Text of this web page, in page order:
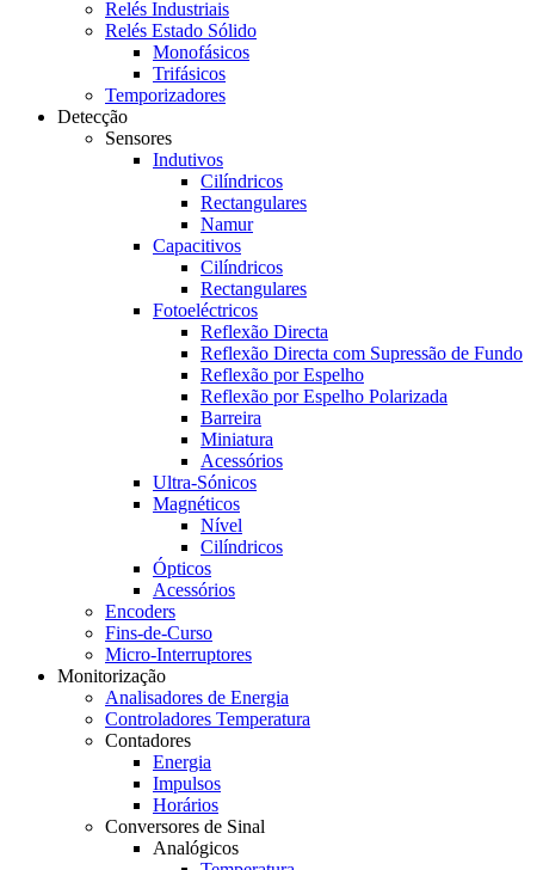
Relés Industriais
Relés Estado Sólido
Monofásicos
Trifásicos
Temporizadores
Detecção
Sensores
Indutivos
Cilíndricos
Rectangulares
Namur
Capacitivos
Cilíndricos
Rectangulares
Fotoeléctricos
Reflexão Directa
Reflexão Directa com Supressão de Fundo
Reflexão por Espelho
Reflexão por Espelho Polarizada
Barreira
Miniatura
Acessórios
Ultra-Sónicos
Magnéticos
Nível
Cilíndricos
Ópticos
Acessórios
Encoders
Fins-de-Curso
Micro-Interruptores
Monitorização
Analisadores de Energia
Controladores Temperatura
Contadores
Energia
Impulsos
Horários
Conversores de Sinal
Analógicos